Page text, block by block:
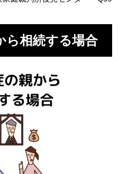
ら相続する場合